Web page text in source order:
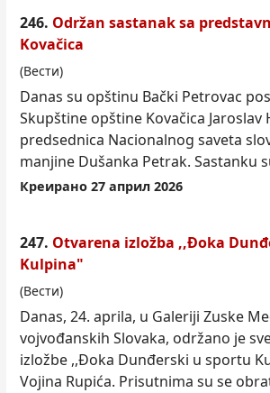
246. Održan sastanak sa
Kovačica
(Вести)
Danas su opštinu Bački Petrovac
Skupštine opštine Kovačica Jaroslav
predsednica Nacionalnog saveta
manjine Dušanka Petrak. Sastanku
Креирано 27 април 2026
247. Otvarena izložba ,,Đoka
Kulpina"
(Вести)
Danas, 24. aprila, u Galeriji Zuske
vojvođanskih Slovaka, održano je
izložbe ,,Đoka Dunđerski u sportu
Vojina Rupića. Prisutnima su se